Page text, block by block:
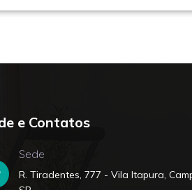
e Contatos
Sede
R. Tiradentes, 777 - Vila Itapura,